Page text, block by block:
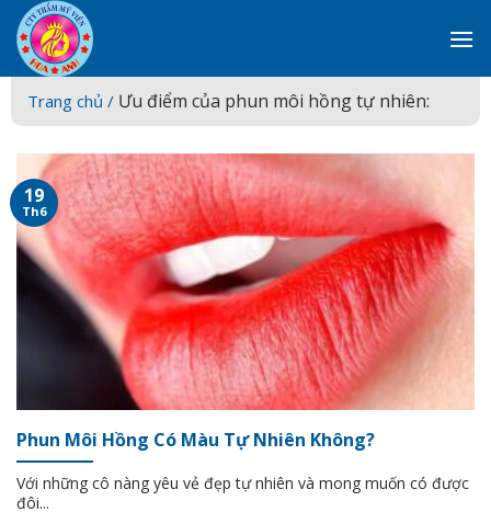
Skip
to
content
Trang chủ / Ưu điểm của phun môi hồng tự nhiên:
Phun Môi Hồng Có Màu Tự Nhiên Không?
Với những cô nàng yêu vẻ đẹp tự nhiên và mong muốn có được
đôi...
19
Th6